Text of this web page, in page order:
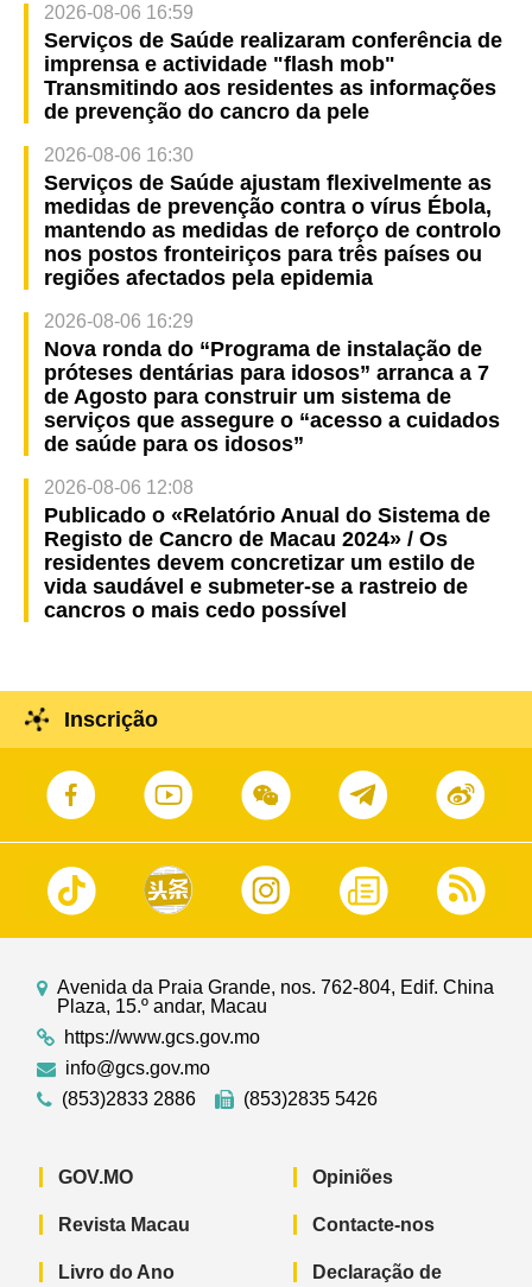
2026-08-06 16:59
Serviços de Saúde realizaram conferência de
imprensa e actividade "flash mob"
Transmitindo aos residentes as informações
de prevenção do cancro da pele
2026-08-06 16:30
Serviços de Saúde ajustam flexivelmente as
medidas de prevenção contra o vírus Ébola,
mantendo as medidas de reforço de controlo
nos postos fronteiriços para três países ou
regiões afectados pela epidemia
2026-08-06 16:29
Nova ronda do “Programa de instalação de
próteses dentárias para idosos” arranca a 7
de Agosto para construir um sistema de
serviços que assegure o “acesso a cuidados
de saúde para os idosos”
2026-08-06 12:08
Publicado o «Relatório Anual do Sistema de
Registo de Cancro de Macau 2024» / Os
residentes devem concretizar um estilo de
vida saudável e submeter-se a rastreio de
cancros o mais cedo possível
Inscrição
Avenida da Praia Grande, nos. 762-804, Edif. China
Plaza, 15.º andar, Macau
https://www.gcs.gov.mo
info@gcs.gov.mo
(853)2833 2886
(853)2835 5426
GOV.MO
Revista Macau
Livro do Ano
Opiniões
Contacte-nos
Declaração de